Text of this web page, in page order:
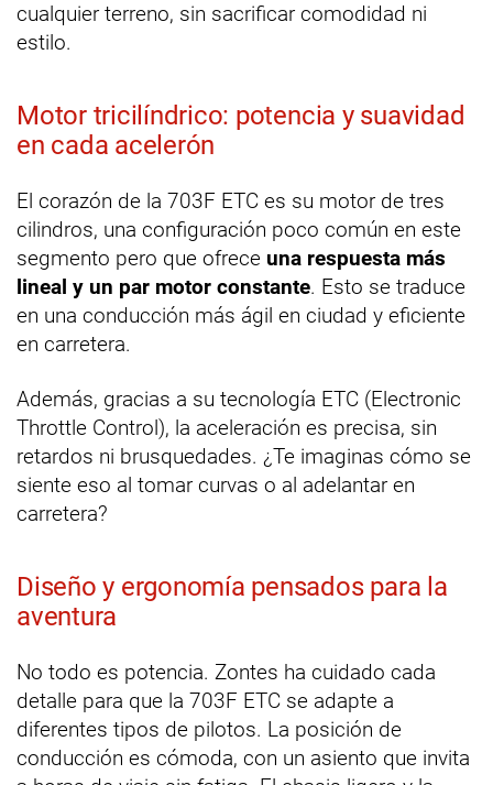
cualquier terreno, sin sacrificar comodidad ni
estilo.
Motor tricilíndrico: potencia y suavidad
en cada acelerón
El corazón de la 703F ETC es su motor de tres
cilindros, una configuración poco común en este
segmento pero que ofrece una respuesta más
lineal y un par motor constante. Esto se traduce
en una conducción más ágil en ciudad y eficiente
en carretera.
Además, gracias a su tecnología ETC (Electronic
Throttle Control), la aceleración es precisa, sin
retardos ni brusquedades. ¿Te imaginas cómo se
siente eso al tomar curvas o al adelantar en
carretera?
Diseño y ergonomía pensados para la
aventura
No todo es potencia. Zontes ha cuidado cada
detalle para que la 703F ETC se adapte a
diferentes tipos de pilotos. La posición de
conducción es cómoda, con un asiento que invita